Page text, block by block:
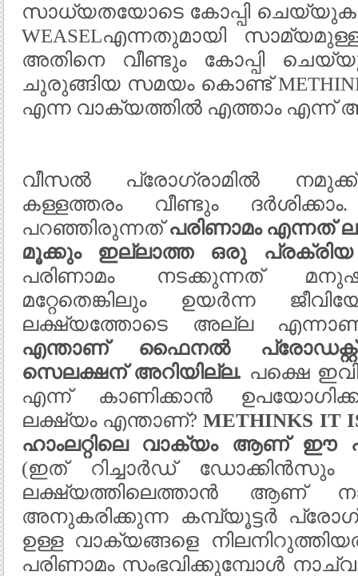
സാധ്യതയോടെ കോപ്പി ചെയ്യുക.
WEASELഎന്നതുമായി
അതിനെ വീണ്ടും കോപ്പി
ചുരുങ്ങിയ സമയം കൊണ്ട് METHINKS
എന്ന വാക്യത്തിൽ എത്താം എന്ന്
വീസൽ പ്രോഗ്രാമിൽ നമുക്ക്
കള്ളത്തരം വീണ്ടും
പറഞ്ഞിരുന്നത്പരിണാമം എന്നത്
മൂക്കും ഇല്ലാത്ത ഒരു
പരിണാമം നടക്കുന്നത്
മറ്റേതെങ്കിലും ഉയർന്ന
ലക്ഷ്യത്തോടെ അല്ല
എന്താണ് ഫൈനൽ
സെലക്ഷന് അറിയില്ല. പക്ഷെ
എന്ന് കാണിക്കാൻ
ലക്ഷ്യം എന്താണ്?METHINKS IT
ഹാംലറ്റിലെ വാക്യം ആണ് ഈ
(ഇത് റിച്ചാർഡ് ഡോക്കിൻസും
ലക്ഷ്യത്തിലെത്താൻ ആണ്
അനുകരിക്കുന്ന കമ്പ്യൂട്ടർ
ഉള്ള വാക്യങ്ങളെ
പരിണാമം സംഭവിക്കുമ്പോൾ